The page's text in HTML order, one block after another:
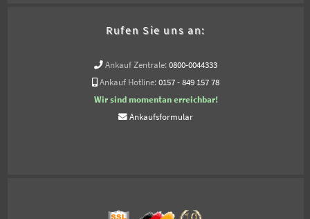
Rufen Sie uns an:
Ankauf Zentrale: 0800-0044333
Ankauf Hotline: 0157 - 849 157 78
Wir sind momentan erreichbar!
Ankaufsformular